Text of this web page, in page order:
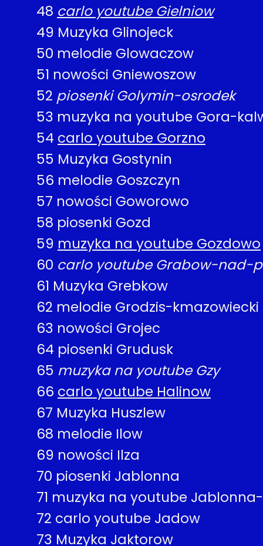
48 carlo youtube Gielniow
49 Muzyka Glinojeck
50 melodie Glowaczow
51 nowości Gniewoszow
52 piosenki Golymin-osrodek
53 muzyka na youtube Gora-
54 carlo youtube Gorzno
55 Muzyka Gostynin
56 melodie Goszczyn
57 nowości Goworowo
58 piosenki Gozd
59 muzyka na youtube Gozdowo
60 carlo youtube Grabow-nad-
61 Muzyka Grebkow
62 melodie Grodzis-kmazowiecki
63 nowości Grojec
64 piosenki Grudusk
65 muzyka na youtube Gzy
66 carlo youtube Halinow
67 Muzyka Huszlew
68 melodie Ilow
69 nowości Ilza
70 piosenki Jablonna
71 muzyka na youtube
72 carlo youtube Jadow
73 Muzyka Jaktorow